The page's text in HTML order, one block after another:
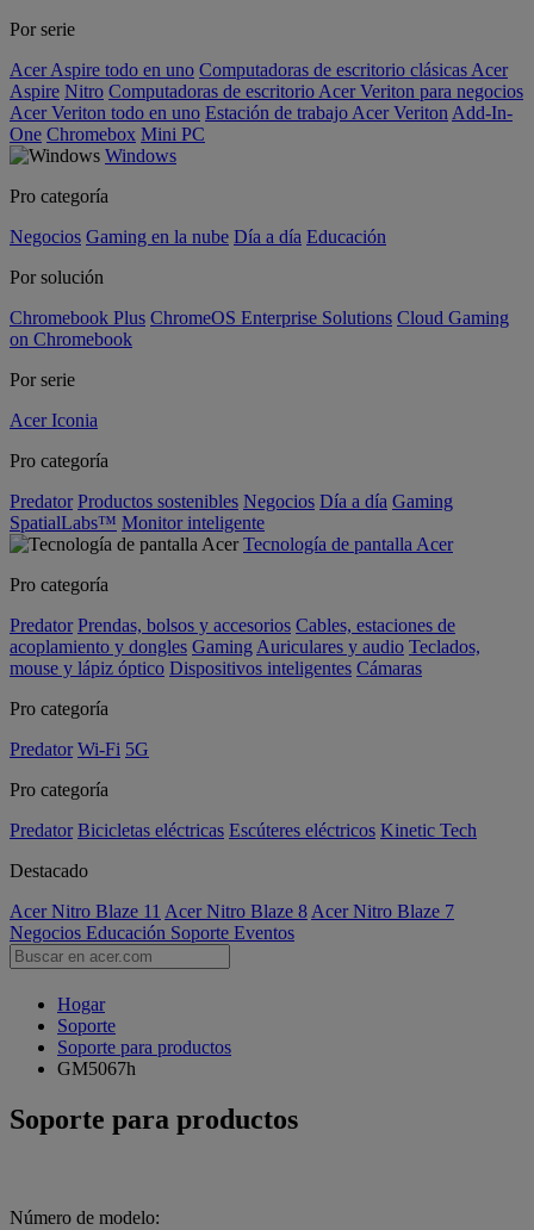
Por serie
Acer Aspire todo en uno Computadoras de escritorio clásicas Acer
Aspire Nitro Computadoras de escritorio Acer Veriton para negocios
Acer Veriton todo en uno Estación de trabajo Acer Veriton Add-In-
One Chromebox Mini PC
Windows
Pro categoría
Negocios Gaming en la nube Día a día Educación
Por solución
Chromebook Plus ChromeOS Enterprise Solutions Cloud Gaming
on Chromebook
Por serie
Acer Iconia
Pro categoría
Predator Productos sostenibles Negocios Día a día Gaming
SpatialLabs™ Monitor inteligente
Tecnología de pantalla Acer
Pro categoría
Predator Prendas, bolsos y accesorios Cables, estaciones de
acoplamiento y dongles Gaming Auriculares y audio Teclados,
mouse y lápiz óptico Dispositivos inteligentes Cámaras
Pro categoría
Predator Wi-Fi 5G
Pro categoría
Predator Bicicletas eléctricas Escúteres eléctricos Kinetic Tech
Destacado
Acer Nitro Blaze 11 Acer Nitro Blaze 8 Acer Nitro Blaze 7
Negocios Educación Soporte Eventos
Hogar
Soporte
Soporte para productos
GM5067h
Soporte para productos
Número de modelo: